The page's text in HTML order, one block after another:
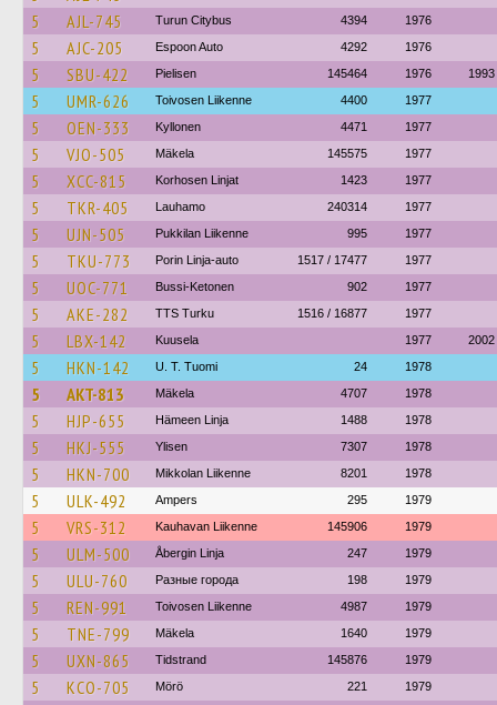
5
AJL-745 Turun Citybus 4394 1976
5 AJC-205 Espoon Auto 4292 1976
5 SBU-422 Pielisen 145464 1976 1993
5 UMR-626 Toivosen Liikenne 4400 1977
5 OEN-333 Kyllonen 4471 1977
5 VJO-505 Mäkela 145575 1977
5 XCC-815 Korhosen Linjat 1423 1977
5 TKR-405 Lauhamo 240314 1977
5 UJN-505 Pukkilan Liikenne 995 1977
5 TKU-773 Porin Linja-auto 1517 / 17477 1977
5 UOC-771 Bussi-Ketonen 902 1977
5 AKE-282 TTS Turku 1516 / 16877 1977
5 LBX-142 Kuusela 1977 2002
5 HKN-142 U. T. Tuomi 24 1978
5 AKT-813 Mäkela 4707 1978
5 HJP-655 Hämeen Linja 1488 1978
5 HKJ-555 Ylisen 7307 1978
5 HKN-700 Mikkolan Liikenne 8201 1978
5 ULK-492 Ampers 295 1979
5 VRS-312 Kauhavan Liikenne 145906 1979
5 ULM-500 Åbergin Linja 247 1979
5 ULU-760 Разные города 198 1979
5 REN-991 Toivosen Liikenne 4987 1979
5 TNE-799 Mäkela 1640 1979
5 UXN-865 Tidstrand 145876 1979
5 KCO-705 Mörö 221 1979